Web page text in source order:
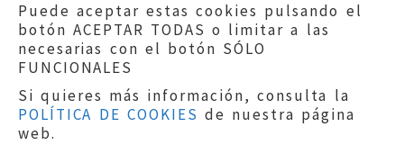
Puede aceptar estas cookies pulsando el
botón ACEPTAR TODAS o limitar a las
necesarias con el botón SÓLO
FUNCIONALES
Si quieres más información, consulta la
POLÍTICA DE COOKIES de nuestra página
web.Aviso legal|Política de privacidad|
Protección de Datos